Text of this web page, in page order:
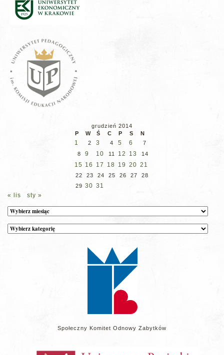
grudzień 2014
P
W Ś C P S N
1 2 3 4 5 6
7
8
9 10 11 12 13 14
15 16 17 18 19 20 21
22 23 24 25 26 27
28
29 30 31
« lis
sty »
Archiwum
Kategorie
wpisów
Społeczny Komitet Odnowy Zabytków